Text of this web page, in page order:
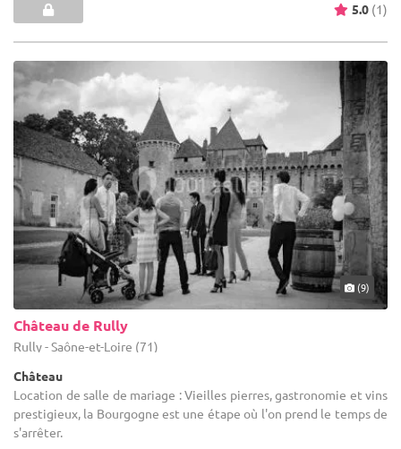
5.0 (1)
(9)
Château de Rully
Rully - Saône-et-Loire (71)
Château
Location de salle de mariage : Vieilles pierres, gastronomie et vins
prestigieux, la Bourgogne est une étape où l'on prend le temps de
s'arrêter.